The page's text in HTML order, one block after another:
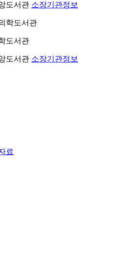
도서관 소장기관정보
학도서관
도서관
도서관 소장기관정보
료